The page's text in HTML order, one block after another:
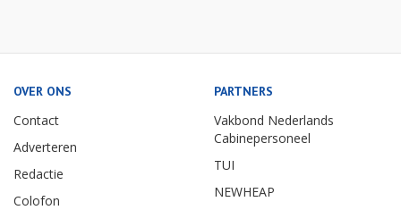
OVER ONS
Contact
Adverteren
Redactie
Colofon
PARTNERS
Vakbond Nederlands
Cabinepersoneel
TUI
NEWHEAP